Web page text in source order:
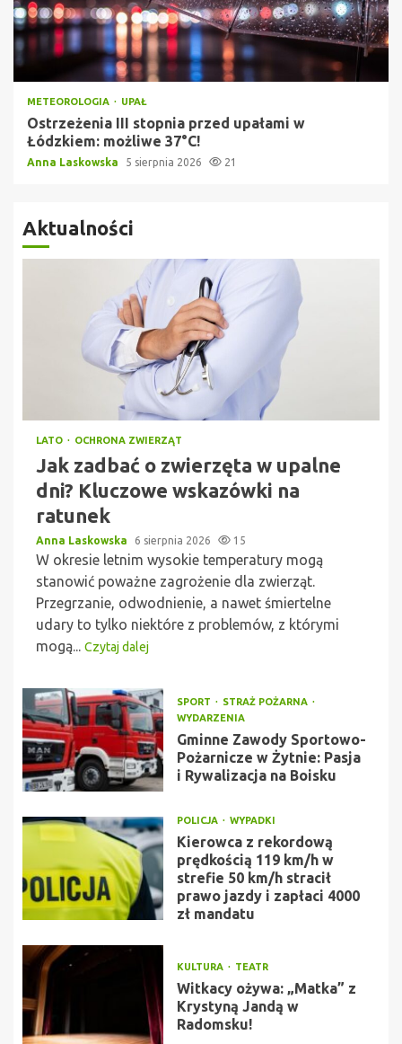
METEOROLOGIA UPAŁ
Ostrzeżenia III stopnia przed upałami w
Łódzkiem: możliwe 37°C!
Anna Laskowska 5 sierpnia 2026 21
Aktualności
LATO OCHRONA ZWIERZĄT
Jak zadbać o zwierzęta w upalne
dni? Kluczowe wskazówki na
ratunek
Anna Laskowska 6 sierpnia 2026 15
W okresie letnim wysokie temperatury mogą
stanowić poważne zagrożenie dla zwierząt.
Przegrzanie, odwodnienie, a nawet śmiertelne
udary to tylko niektóre z problemów, z którymi
mogą... Czytaj dalej
SPORT
STRAŻ POŻARNA
WYDARZENIA
Gminne Zawody Sportowo-
Pożarnicze w Żytnie: Pasja
i Rywalizacja na Boisku
POLICJA WYPADKI
Kierowca z rekordową
prędkością 119 km/h w
strefie 50 km/h stracił
prawo jazdy i zapłaci 4000
zł mandatu
KULTURA TEATR
Witkacy ożywa: „Matka” z
Krystyną Jandą w
Radomsku!